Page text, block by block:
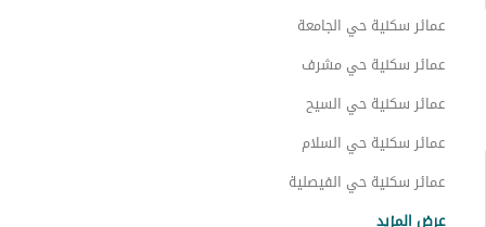
عمائر سكنية حي الجامعة
عمائر سكنية حي مشرف
عمائر سكنية حي السيح
عمائر سكنية حي السلام
عمائر سكنية حي الفيصلية
عرض المزيد